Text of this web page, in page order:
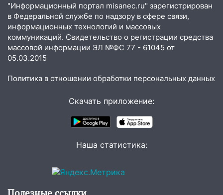
13:08 Ураган ударил по Ульяновску:
сорванные крыши, поваленные деревья,
затопленные улицы и остановившиеся
трамваи
12:17 Ульяновск накрыл крупный град:
воду
Прокуратура взяла на контроль
ДТП с шестилетним ребёнком на улице
шестилетнего ребёнка на улице
В Ульяновске ищут 37-летнего
мужчину, пропавшего ещё 19 июля
"Информационный портал misanec.ru" зарегистрирован
в Федеральной службе по надзору в сфере связи,
информационных технологий и массовых
коммуникаций. Свидетельство о регистрации средства
массовой информации ЭЛ №ФС 77 - 61045 от
05.03.2015
Политика в отношении обработки персональных данных
Скачать приложение:
Наша статистика: